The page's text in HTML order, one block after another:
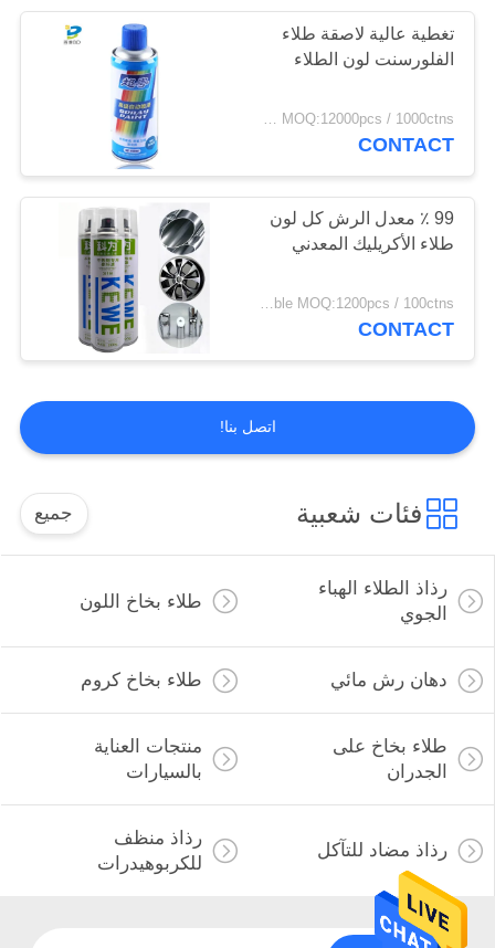
تغطية عالية لاصقة طلاء
الفلورسنت لون الطلاء
FOB Hongkong USD0.39-USD0.59 per piece MOQ:12000pcs / 1000ctns
CONTACT
99 ٪ معدل الرش كل لون
طلاء الأكريليك المعدني
negotiable MOQ:1200pcs / 100ctns لكل لون
CONTACT
اتصل بنا!
فئات شعبية جميع
رذاذ الطلاء الهباء
الجوي
طلاء بخاخ اللون
دهان رش مائي طلاء بخاخ كروم
طلاء بخاخ على
الجدران
منتجات العناية
بالسيارات
رذاذ مضاد للتآكل
رذاذ منظف
للكربوهيدرات